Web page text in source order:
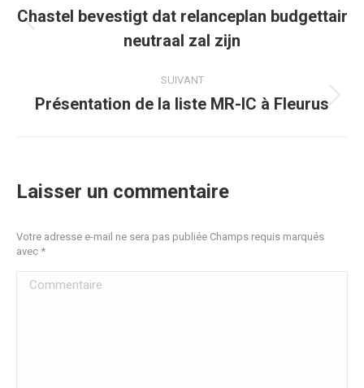
article
précédent
Chastel bevestigt dat relanceplan budgettair
neutraal zal zijn
SUIVANT
Article
Présentation de la liste MR-IC à Fleurus
Laisser un commentaire
Votre adresse e-mail ne sera pas publiée Champs requis marqués
avec *
Commentaire